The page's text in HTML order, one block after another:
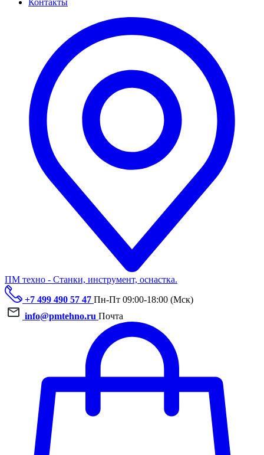
Контакты
ПМ техно - Станки, инструмент, оснастка.
+7 499 490 57 47 Пн-Пт 09:00-18:00 (Мск)
info@pmtehno.ru Почта